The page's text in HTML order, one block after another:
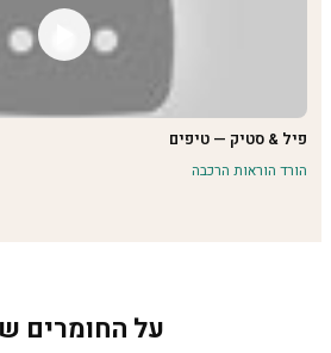
פיל & סטיק — טיפים
הורד הוראות הרכבה
על החומרים